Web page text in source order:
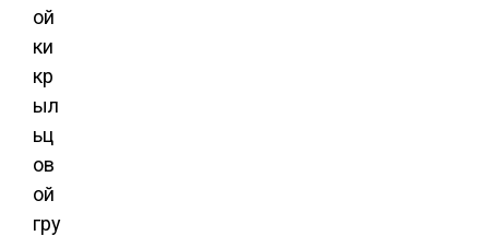
ой
ки
кр
ыл
ьц
ов
ой
гру